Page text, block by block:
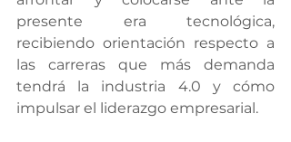
presente era tecnológica,
recibiendo orientación respecto a
las carreras que más demanda
tendrá la industria 4.0 y cómo
impulsar el liderazgo empresarial.